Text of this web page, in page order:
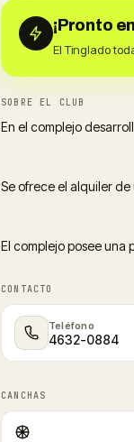
¡Pronto
El Tinglado
SOBRE EL CLUB
En el complejo
Se ofrece el alquiler de
El complejo posee una
CONTACTO
Teléfono
4632-0884
CANCHAS